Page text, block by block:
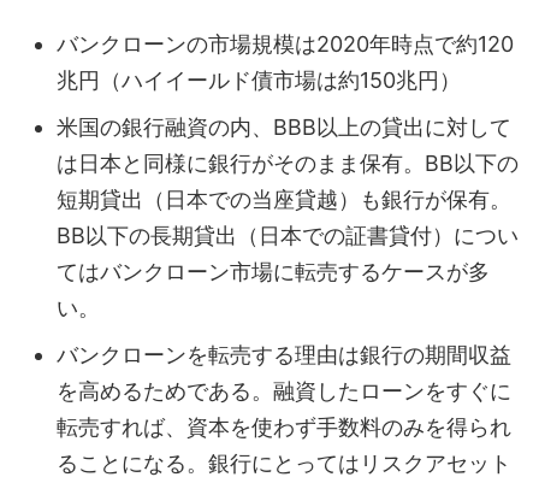
バンクローンの市場規模は2020年時点で約120
兆円（ハイイールド債市場は約150兆円）
米国の銀行融資の内、BBB以上の貸出に対して
は日本と同様に銀行がそのまま保有。BB以下の
短期貸出（日本での当座貸越）も銀行が保有。
BB以下の長期貸出（日本での証書貸付）につい
てはバンクローン市場に転売するケースが多
い。
バンクローンを転売する理由は銀行の期間収益
を高めるためである。融資したローンをすぐに
転売すれば、資本を使わず手数料のみを得られ
ることになる。銀行にとってはリスクアセット